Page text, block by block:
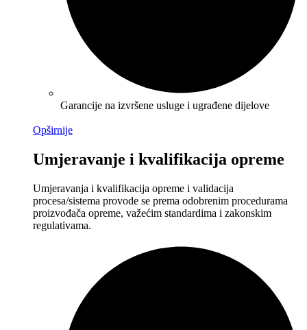
Garancije na izvršene usluge i ugrađene dijelove
Opširnije
Umjeravanje i kvalifikacija opreme
Umjeravanja i kvalifikacija opreme i validacija
procesa/sistema provode se prema odobrenim procedurama
proizvođača opreme, važećim standardima i zakonskim
regulativama.